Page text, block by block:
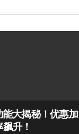
大揭秘！优惠加
升！